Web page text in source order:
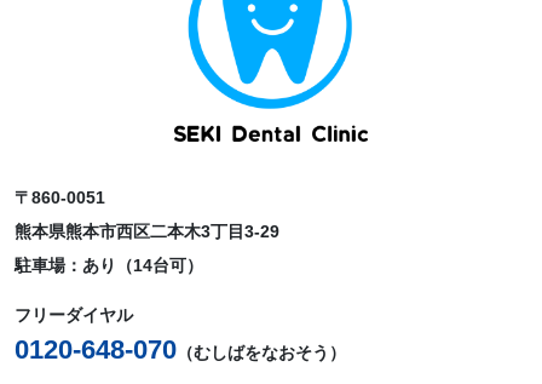
〒860-0051
熊本県熊本市西区二本木3丁目3-29
駐車場：あり（14台可）
フリーダイヤル
0120-648-070 （むしばをなおそう）